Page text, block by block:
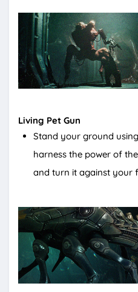
Living Pet Gun
Stand your ground
harness the power of
and turn it against your